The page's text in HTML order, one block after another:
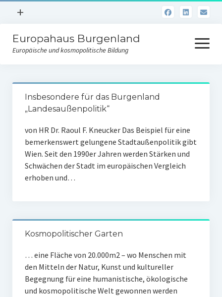
Menü
+
Kooperationspartner von SÜDWIND
Austrian Development Agency
Erwachsenenbildung im Land Burgenland
Impressum/Informationspflicht
Europahaus Burgenland
Europäische und kosmopolitische Bildung
Menü
öffnen
Kosmopolitischer Lernort
Bibliothek
Film-Streaming
Verlag
Termine/Veranstaltungen
Nachlese Veranstaltungen
Insbesondere für das Burgenland
„Landesaußenpolitik“
von HR Dr. Raoul F. Kneucker Das Beispiel für eine
bemerkenswert gelungene Stadtaußenpolitik gibt
Wien. Seit den 1990er Jahren werden Stärken und
Schwächen der Stadt im europäischen Vergleich
erhoben und…
Kosmopolitischer Garten
… eine Fläche von 20.000m2 – wo Menschen mit
den Mitteln der Natur, Kunst und kultureller
Begegnung für eine humanistische, ökologische
und kosmopolitische Welt gewonnen werden